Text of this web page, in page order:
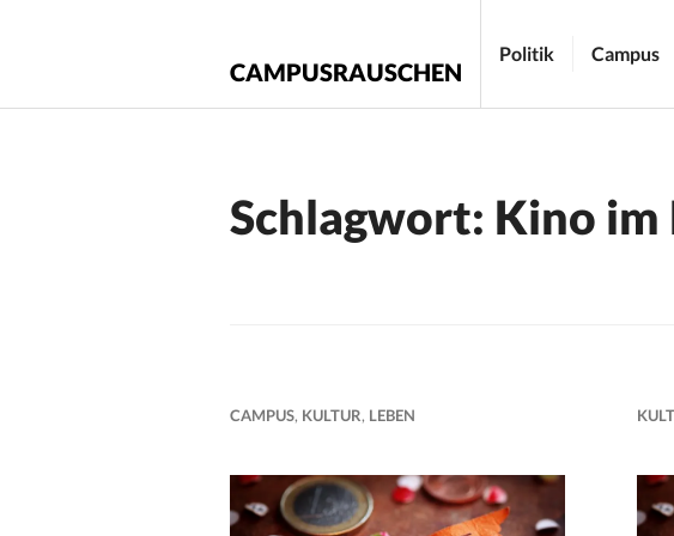
CAMPUSRAUSCHEN
Politik Campus
Schlagwort: Kino im
CAMPUS, KULTUR, LEBEN